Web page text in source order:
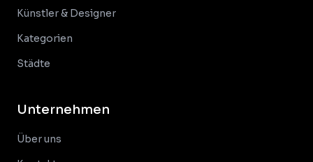
Künstler & Designer
Kategorien
Städte
Unternehmen
Über uns